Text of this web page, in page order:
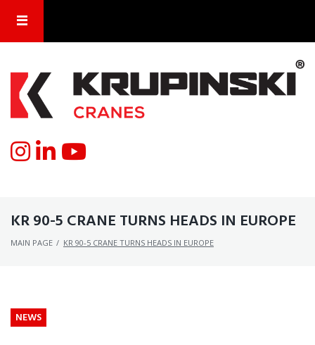
KR 90-5 CRANE TURNS HEADS IN EUROPE
MAIN PAGE / KR 90-5 CRANE TURNS HEADS IN EUROPE
NEWS